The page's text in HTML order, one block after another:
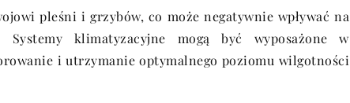
pleśni i grzybów, co może negatywnie wpływać na
klimatyzacyjne mogą być wyposażone w
i utrzymanie optymalnego poziomu wilgotności